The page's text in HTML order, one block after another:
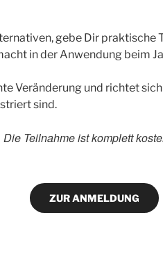
gebe Dir praktische
in der Anwendung beim
Veränderung und richtet
sind.
Die Teilnahme ist komplett
ZUR ANMELDUNG